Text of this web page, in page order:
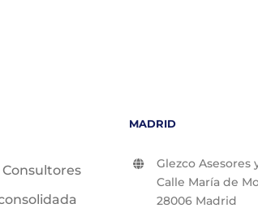
Consultores
MADRID
Glezco Asesores
Calle María de
28006 Madrid